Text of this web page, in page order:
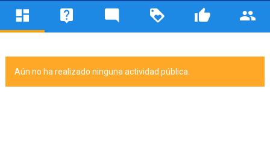
Aún no ha realizado ninguna actividad pública.